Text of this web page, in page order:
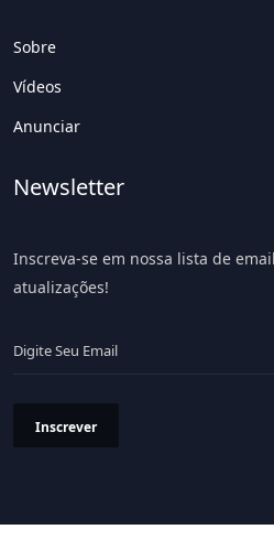
Sobre
Vídeos
Anunciar
Newsletter
Inscreva-se em nossa lista de
atualizações!
Inscrever